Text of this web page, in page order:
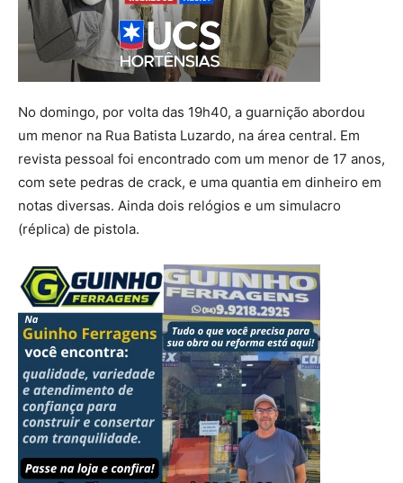
No domingo, por volta das 19h40, a guarnição abordou
um menor na Rua Batista Luzardo, na área central. Em
revista pessoal foi encontrado com um menor de 17 anos,
com sete pedras de crack, e uma quantia em dinheiro em
notas diversas. Ainda dois relógios e um simulacro
(réplica) de pistola.